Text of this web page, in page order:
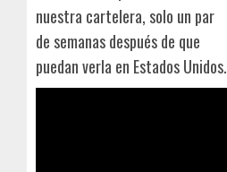
nuestra cartelera, solo un par
de semanas después de que
puedan verla en Estados Unidos.